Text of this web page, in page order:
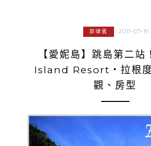
菲律賓 2011-07-19
【愛妮島】跳島第二
Island Resort‧拉根度
觀、房型